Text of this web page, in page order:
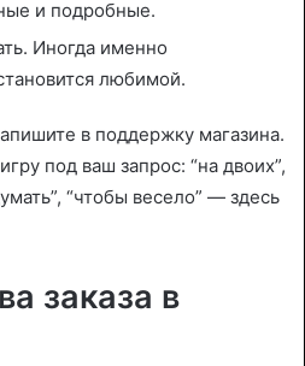
и подробные.
Иногда именно
любимой.
в поддержку магазина.
под ваш запрос: “на двоих”,
“чтобы весело” — здесь
заказа в